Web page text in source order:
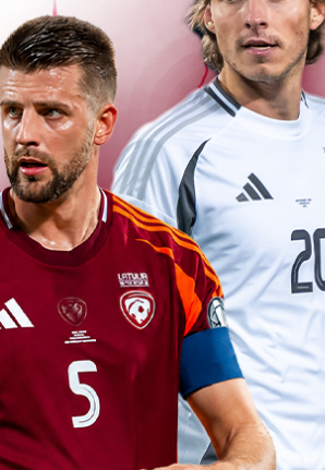
aizvadīja divi Latvijas klubi. FC RFS izbraukumā ar
0:2 zaudēja Čehijas "Jablonec"...
06. augusts 2026.